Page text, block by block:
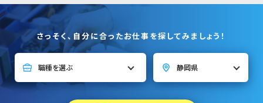
さっそく、自分に合ったお仕事を探してみましょう！